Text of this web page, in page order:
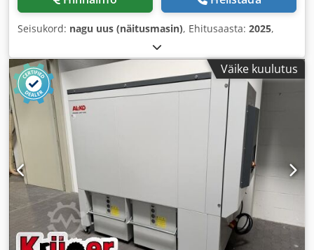
Seisukord: nagu uus (näitusmasin), Ehitusaasta: 2025,
Väike kuulutus